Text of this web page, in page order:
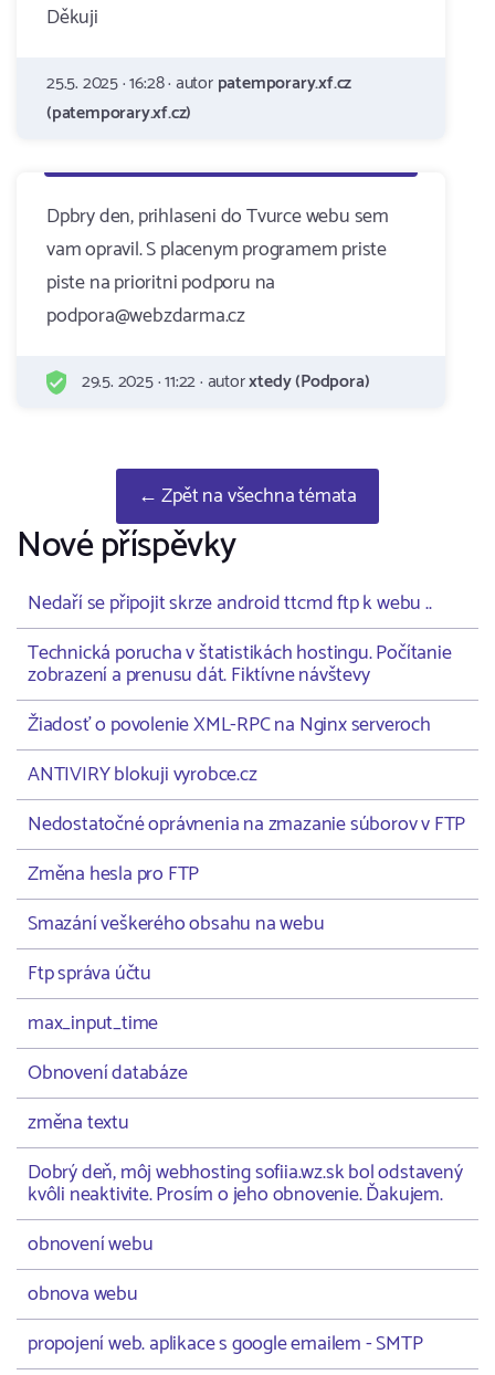
Děkuji
25.5. 2025 · 16:28 · autorpatemporary.xf.cz
(patemporary.xf.cz)
Dpbry den, prihlaseni do Tvurce webu sem
vam opravil. S placenym programem priste
piste na prioritni podporu na
podpora@webzdarma.cz
29.5. 2025 · 11:22 · autorxtedy (Podpora)
← Zpět na všechna témata
Nové příspěvky
Nedaří se připojit skrze android ttcmd ftp k webu ..
Technická porucha v štatistikách hostingu. Počítanie
zobrazení a prenusu dát. Fiktívne návštevy
Žiadosť o povolenie XML-RPC na Nginx serveroch
ANTIVIRY blokuji vyrobce.cz
Nedostatočné oprávnenia na zmazanie súborov v FTP
Změna hesla pro FTP
Smazání veškerého obsahu na webu
Ftp správa účtu
max_input_time
Obnovení databáze
změna textu
Dobrý deň, môj webhosting sofiia.wz.sk bol odstavený
kvôli neaktivite. Prosím o jeho obnovenie. Ďakujem.
obnovení webu
obnova webu
propojení web. aplikace s google emailem - SMTP